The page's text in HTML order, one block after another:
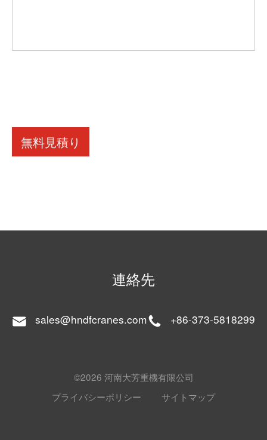
無料見積り
連絡先
sales@hndfcranes.com +86-373-5818299
©2026 河南大芳重機有限公司
プライバシーポリシー
サイトマップ